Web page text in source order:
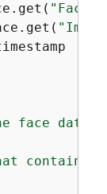
face data
contains